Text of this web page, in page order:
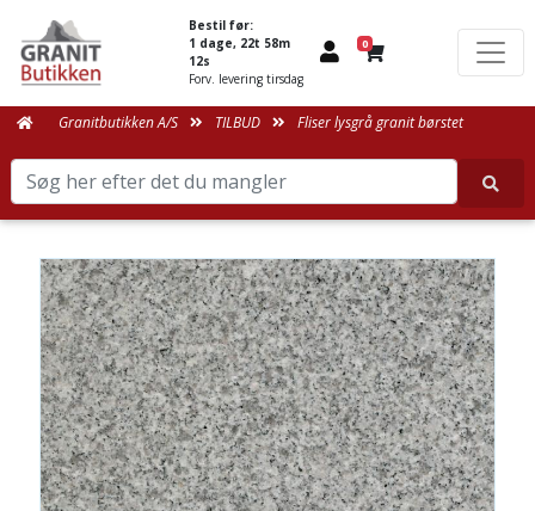
Bestil før:
1 dage, 22t 58m
11s
Forv. levering tirsdag
0
Granitbutikken A/S TILBUD Fliser lysgrå granit børstet